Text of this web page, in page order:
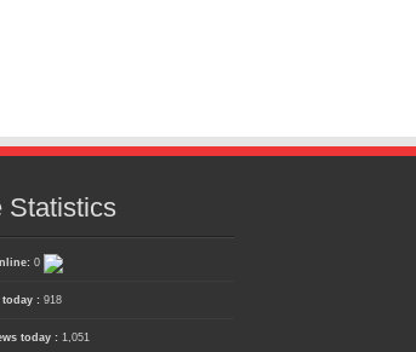
Statistics
0
: 918
today : 1,051